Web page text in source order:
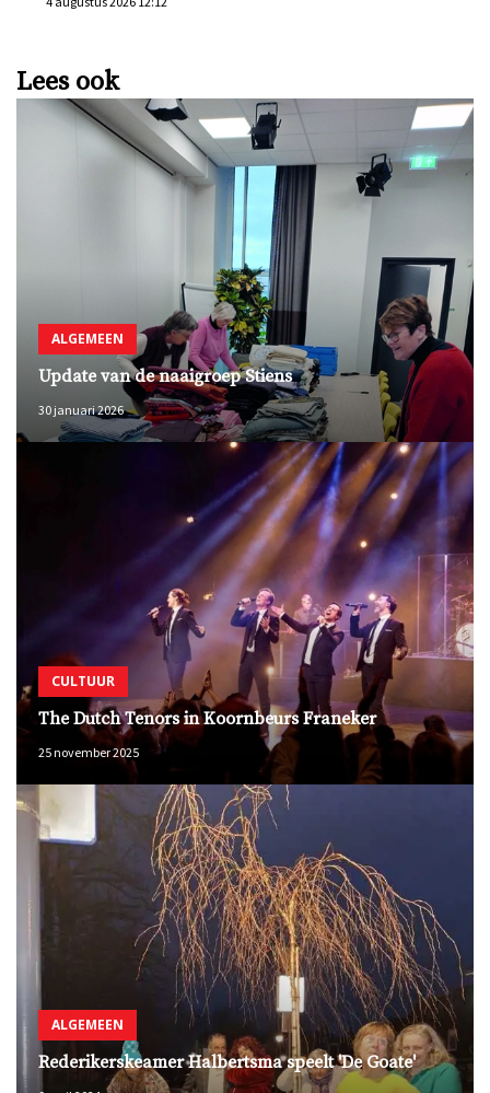
Lees ook
ALGEMEEN
Update van de naaigroep Stiens
30 januari 2026
CULTUUR
The Dutch Tenors in Koornbeurs Franeker
25 november 2025
ALGEMEEN
Rederikerskeamer Halbertsma speelt 'De Goate'